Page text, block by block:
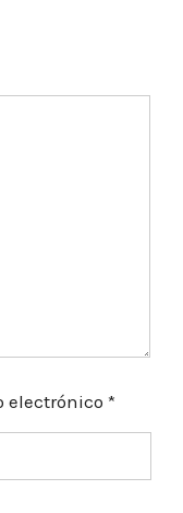
electrónico *